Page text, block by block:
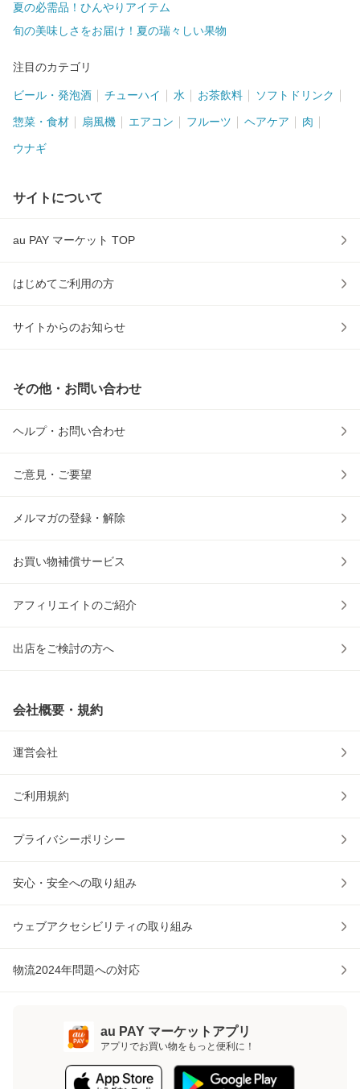
夏の必需品！ひんやりアイテム
旬の美味しさをお届け！夏の瑞々しい果物
注目のカテゴリ
ビール・発泡酒 チューハイ 水 お茶飲料 ソフトドリンク
惣菜・食材 扇風機 エアコン フルーツ ヘアケア 肉
ウナギ
サイトについて
au PAY マーケット TOP
はじめてご利用の方
サイトからのお知らせ
その他・お問い合わせ
ヘルプ・お問い合わせ
ご意見・ご要望
メルマガの登録・解除
お買い物補償サービス
アフィリエイトのご紹介
出店をご検討の方へ
会社概要・規約
運営会社
ご利用規約
プライバシーポリシー
安心・安全への取り組み
ウェブアクセシビリティの取り組み
物流2024年問題への対応
au PAY マーケットアプリ
アプリでお買い物をもっと便利に！